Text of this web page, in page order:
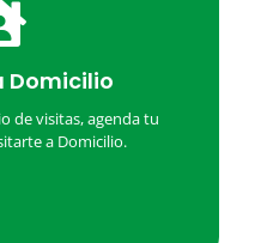
Domicilio
de visitas, agenda tu
a Domicilio.
Hora
visitándote en el